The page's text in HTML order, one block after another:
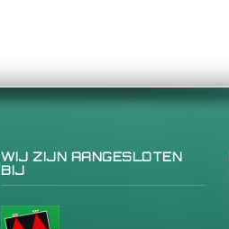
WIJ ZIJN AANGESLOTEN
BIJ